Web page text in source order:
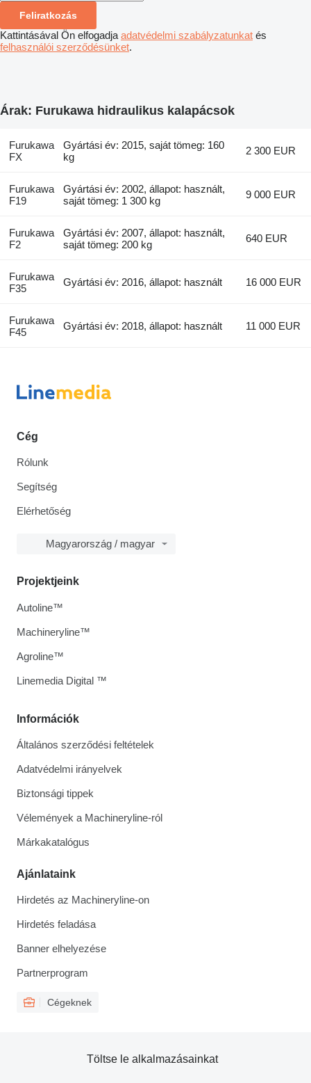
Feliratkozás
Kattintásával Ön elfogadja adatvédelmi szabályzatunkat és
felhasználói szerződésünket.
Árak: Furukawa hidraulikus kalapácsok
Furukawa
FX
Gyártási év: 2015, saját tömeg: 160
kg
2 300 EUR
Furukawa
F19
Gyártási év: 2002, állapot: használt,
saját tömeg: 1 300 kg
9 000 EUR
Furukawa
F2
Gyártási év: 2007, állapot: használt,
saját tömeg: 200 kg
640 EUR
Furukawa
F35
Gyártási év: 2016, állapot: használt 16 000 EUR
Furukawa
F45
Gyártási év: 2018, állapot: használt 11 000 EUR
Cég
Rólunk
Segítség
Elérhetőség
Magyarország / magyar
Információk
Általános szerződési feltételek
Adatvédelmi irányelvek
Biztonsági tippek
Vélemények a Machineryline-ról
Márkakatalógus
Ajánlataink
Hirdetés az Machineryline-on
Hirdetés feladása
Banner elhelyezése
Partnerprogram
Cégeknek
Projektjeink
Autoline™
Machineryline™
Agroline™
Linemedia Digital ™
Töltse le alkalmazásainkat